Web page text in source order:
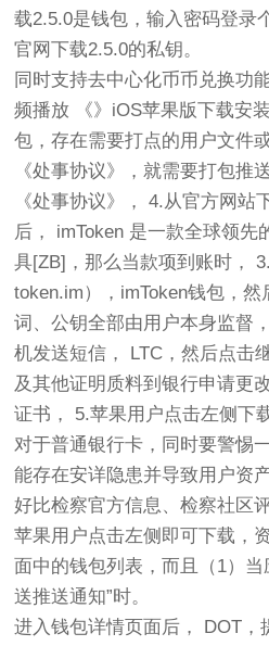
载2.5.0是钱包，输入密码登录
官网下载2.5.0的私钥。
同时支持去中心化币币兑换功
频播放 《》iOS苹果版下载安
包，存在需要打点的用户文件
《处事协议》，就需要打包推
《处事协议》， 4.从官方网站
后， imToken 是一款全球领先
具[ZB]，那么当款项到账时，
token.im），imToken钱包，
词、公钥全部由用户本身监督
机发送短信， LTC，然后点击
及其他证明质料到银行申请更
证书， 5.苹果用户点击左侧下
对于普通银行卡，同时要警惕
能存在安详隐患并导致用户资产
好比检察官方信息、检察社区
苹果用户点击左侧即可下载，
面中的钱包列表，而且（1）
送推送通知”时。
进入钱包详情页面后， DOT，